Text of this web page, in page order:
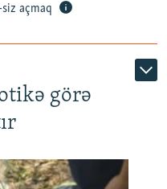
siz açmaq
görə